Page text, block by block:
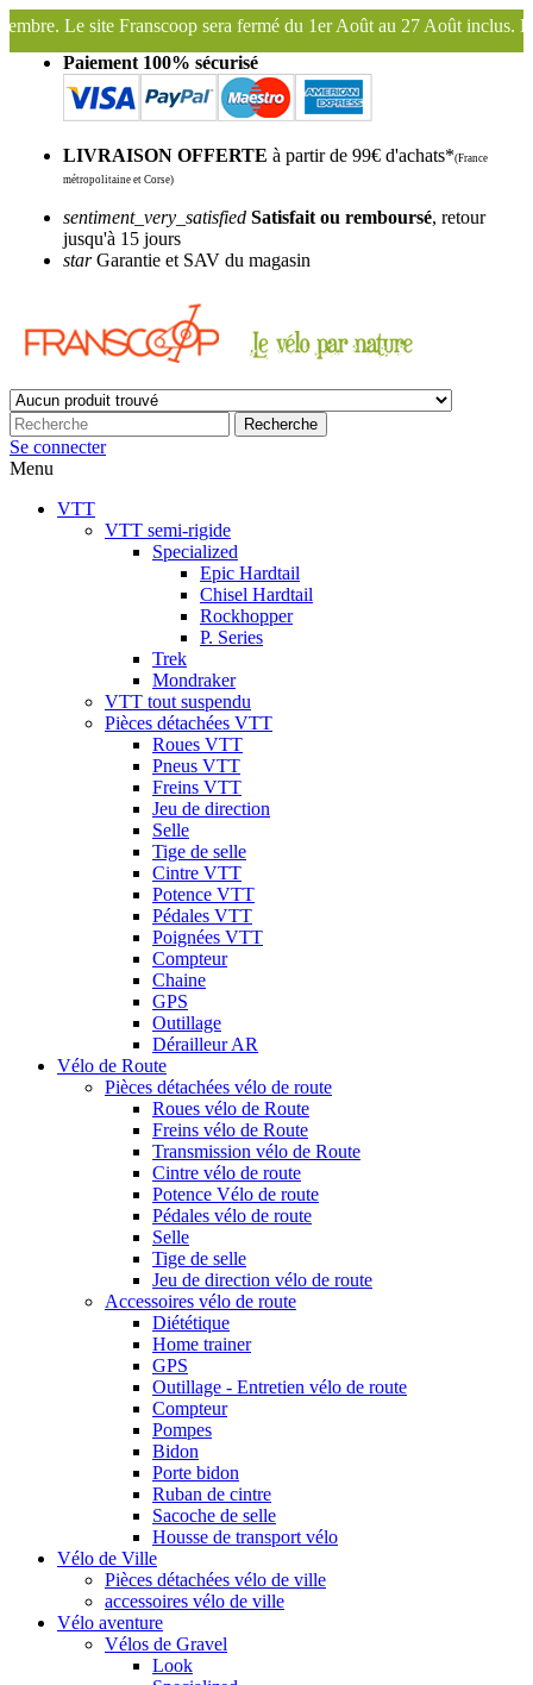
fermé du 1er Août au 27 Août inclus. Bonnes vacances !
Paiement 100% sécurisé
LIVRAISON OFFERTE à partir de 99€ d'achats*(France
métropolitaine et Corse)
sentiment_very_satisfied Satisfait ou remboursé, retour
jusqu'à 15 jours
starGarantie et SAV du magasin
Recherche
Se connecter
Menu
VTT
VTT semi-rigide
Specialized
Epic Hardtail
Chisel Hardtail
Rockhopper
P. Series
Trek
Mondraker
VTT tout suspendu
Pièces détachées VTT
Roues VTT
Pneus VTT
Freins VTT
Jeu de direction
Selle
Tige de selle
Cintre VTT
Potence VTT
Pédales VTT
Poignées VTT
Compteur
Chaine
GPS
Outillage
Dérailleur AR
Vélo de Route
Pièces détachées vélo de route
Roues vélo de Route
Freins vélo de Route
Transmission vélo de Route
Cintre vélo de route
Potence Vélo de route
Pédales vélo de route
Selle
Tige de selle
Jeu de direction vélo de route
Accessoires vélo de route
Diététique
Home trainer
GPS
Outillage - Entretien vélo de route
Compteur
Pompes
Bidon
Porte bidon
Ruban de cintre
Sacoche de selle
Housse de transport vélo
Vélo de Ville
Pièces détachées vélo de ville
accessoires vélo de ville
Vélo aventure
Vélos de Gravel
Look